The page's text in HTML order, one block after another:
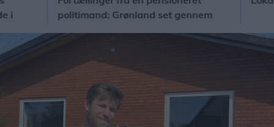
politimand: Grønland set gennem